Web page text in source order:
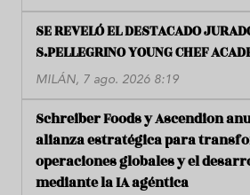
SE REVELÓ EL DESTACADO
S.PELLEGRINO YOUNG CHEF
MILÁN, 7 ago. 2026 8:19
Schreiber Foods y Ascendion
alianza estratégica para
operaciones globales y el
mediante la IA agéntica